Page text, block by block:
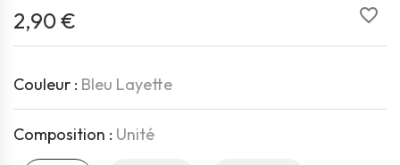
favorite_border
2,90 €
Couleur : Bleu Layette
Composition : Unité